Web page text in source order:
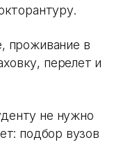
проживание в
перелет и
не нужно
подбор вузов